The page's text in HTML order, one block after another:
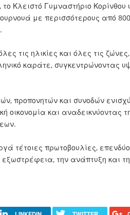
Κλειστό Γυμναστήριο
με περισσότερους από
τις ηλικίες και όλες τις
καράτε, συγκεντρώνοντας
προπονητών και συνοδών
οικονομία και αναδεικνύοντας
τέτοιες πρωτοβουλίες,
εξωστρέφεια, την ανάπτυξη και